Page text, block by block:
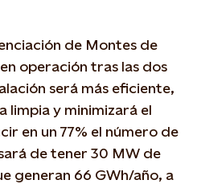
de Montes de
operación tras las dos
será más eficiente,
limpia y minimizará el
en un 77% el número de
de tener 30 MW de
generan 66 GWh/año, a